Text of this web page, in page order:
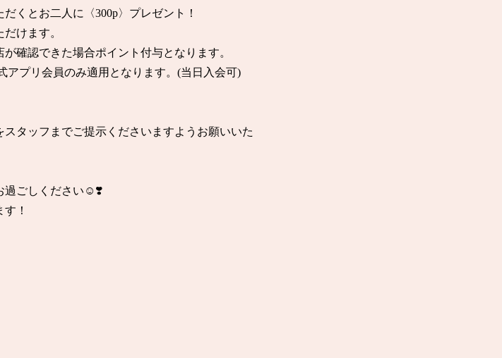
くとお二人に〈300p〉プレゼント！
けます。
確認できた場合ポイント付与となります。
プリ会員のみ適用となります。(当日入会可)
タッフまでご提示くださいますようお願いいた
過ごしください☺️❣️
！